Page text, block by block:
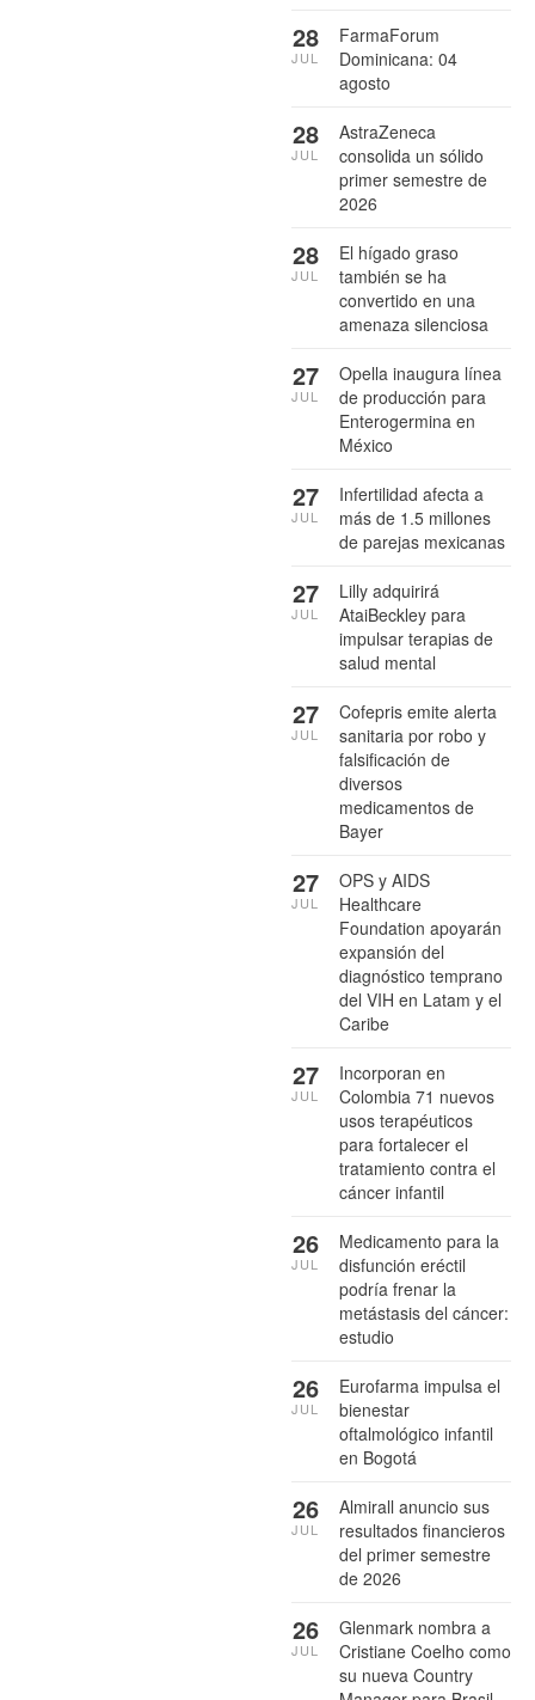
FarmaForum
Dominicana: 04
agosto
28
JUL
AstraZeneca
consolida un sólido
primer semestre de
2026
28
JUL
El hígado graso
también se ha
convertido en una
amenaza silenciosa
28
JUL
Opella inaugura línea
de producción para
Enterogermina en
México
27
JUL
Infertilidad afecta a
más de 1.5 millones
de parejas mexicanas
27
JUL
Lilly adquirirá
AtaiBeckley para
impulsar terapias de
salud mental
27
JUL
Cofepris emite alerta
sanitaria por robo y
falsificación de
diversos
medicamentos de
Bayer
27
JUL
OPS y AIDS
Healthcare
Foundation apoyarán
expansión del
diagnóstico temprano
del VIH en Latam y el
Caribe
27
JUL
Incorporan en
Colombia 71 nuevos
usos terapéuticos
para fortalecer el
tratamiento contra el
cáncer infantil
27
JUL
Medicamento para la
disfunción eréctil
podría frenar la
metástasis del cáncer:
estudio
26
JUL
Eurofarma impulsa el
bienestar
oftalmológico infantil
en Bogotá
26
JUL
Almirall anuncio sus
resultados financieros
del primer semestre
de 2026
26
JUL
Glenmark nombra a
Cristiane Coelho como
su nueva Country
26
JUL